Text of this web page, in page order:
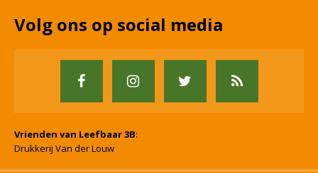
Volg ons op social media
Vrienden van Leefbaar 3B:
Drukkerij Van der Louw